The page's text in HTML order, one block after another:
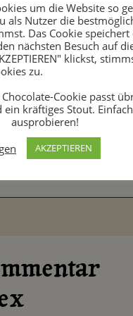
https://youtu.be/
dazu
dbp107
um die Website so
als Nutzer die
Das Cookie speichert
nächsten Besuch auf
klickst,
zu.
Chocolate-Cookie passt
ein kräftiges Stout.
ausprobieren!
AKZEPTIEREN